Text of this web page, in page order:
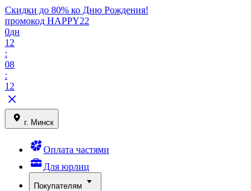
Скидки до 80% ко Дню Рождения!
промокод HAPPY22
0дн
12
:
08
:
12
г. Минск
Оплата частями
Для юрлиц
Покупателям